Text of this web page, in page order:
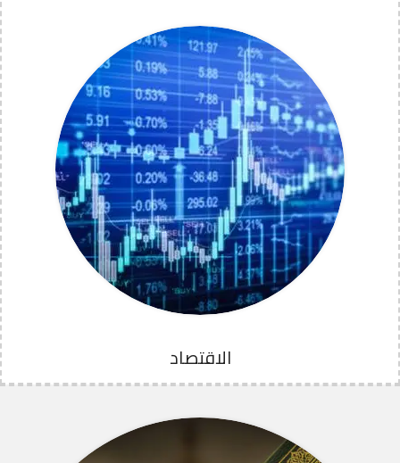
الاقتصاد